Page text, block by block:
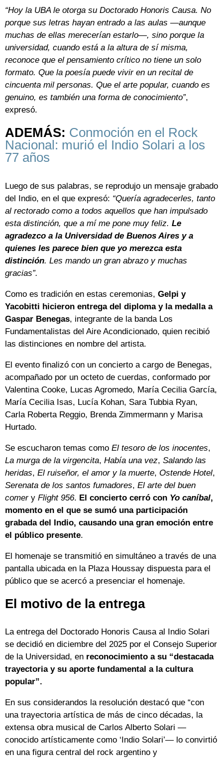
“Hoy la UBA le otorga su Doctorado Honoris Causa. No
porque sus letras hayan entrado a las aulas —aunque
muchas de ellas merecerían estarlo—, sino porque la
universidad, cuando está a la altura de sí misma,
reconoce que el pensamiento crítico no tiene un solo
formato. Que la poesía puede vivir en un recital de
cincuenta mil personas. Que el arte popular, cuando es
genuino, es también una forma de conocimiento”,
expresó.
ADEMÁS: Conmoción en el Rock
Nacional: murió el Indio Solari a los
77 años
Luego de sus palabras, se reprodujo un mensaje grabado
del Indio, en el que expresó: “Quería agradecerles, tanto
al rectorado como a todos aquellos que han impulsado
esta distinción, que a mí me pone muy feliz. Le
agradezco a la Universidad de Buenos Aires y a
quienes les parece bien que yo merezca esta
distinción. Les mando un gran abrazo y muchas
gracias”.
Como es tradición en estas ceremonias, Gelpi y
Yacobitti hicieron entrega del diploma y la medalla a
Gaspar Benegas, integrante de la banda Los
Fundamentalistas del Aire Acondicionado, quien recibió
las distinciones en nombre del artista.
El evento finalizó con un concierto a cargo de Benegas,
acompañado por un octeto de cuerdas, conformado por
Valentina Cooke, Lucas Agromedo, María Cecilia García,
María Cecilia Isas, Lucía Kohan, Sara Tubbia Ryan,
Carla Roberta Reggio, Brenda Zimmermann y Marisa
Hurtado.
Se escucharon temas como El tesoro de los inocentes,
La murga de la virgencita, Había una vez, Salando las
heridas, El ruiseñor, el amor y la muerte, Ostende Hotel,
Serenata de los santos fumadores, El arte del buen
comery Flight 956. El concierto cerró con Yo caníbal,
momento en el que se sumó una participación
grabada del Indio, causando una gran emoción entre
el público presente.
El homenaje se transmitió en simultáneo a través de una
pantalla ubicada en la Plaza Houssay dispuesta para el
público que se acercó a presenciar el homenaje.
El motivo de la entrega
La entrega del Doctorado Honoris Causa al Indio Solari
se decidió en diciembre del 2025 por el Consejo Superior
de la Universidad, en reconocimiento a su “destacada
trayectoria y su aporte fundamental a la cultura
popular”.
En sus considerandos la resolución destacó que “con
una trayectoria artística de más de cinco décadas, la
extensa obra musical de Carlos Alberto Solari —
conocido artísticamente como ‘Indio Solari’— lo convirtió
en una figura central del rock argentino y